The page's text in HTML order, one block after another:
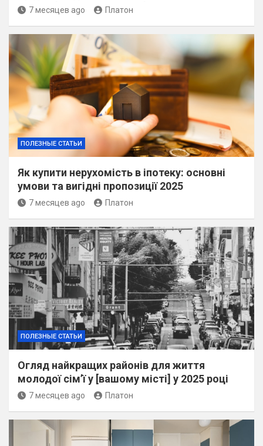
7 месяцев ago Платон
ПОЛЕЗНЫЕ СТАТЬИ
Як купити нерухомість в іпотеку: основні
умови та вигідні пропозиції 2025
7 месяцев ago Платон
ПОЛЕЗНЫЕ СТАТЬИ
Огляд найкращих районів для життя
молодої сім’ї у [вашому місті] у 2025 році
7 месяцев ago Платон